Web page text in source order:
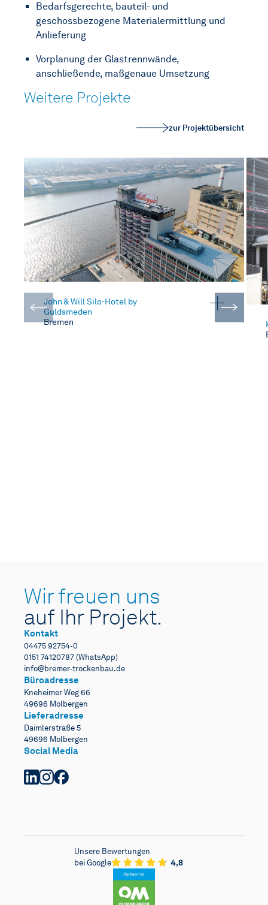
Bedarfsgerechte, bauteil- und
geschossbezogene Materialermittlung und
Anlieferung
Vorplanung der Glastrennwände,
anschließende, maßgenaue Umsetzung
Weitere Projekte
zur Projektübersicht
John & Will Silo-Hotel by
Guldsmeden
Bremen
Wir freuen uns
auf Ihr Projekt.
Kontakt
04475 92754-0
0151 74120787 (WhatsApp)
info@bremer-trockenbau.de
Büroadresse
Kneheimer Weg 66
49696 Molbergen
Lieferadresse
Daimlerstraße 5
49696 Molbergen
Social Media
Unsere Bewertungen
bei Google